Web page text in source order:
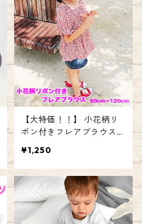
ブ 後部座席 エミリースタ
イル emilystyle 80
【大特価！！】 小花柄リ
ボン付きフレアブラウス
100 110 120 キッズ ブラ
ウス トップス 花柄 女の子
ギフト プレゼント 子供服
キッズウェア ガール カワ
イイ パフスリーブ emilyst
yle エミリースタイル
¥1,250